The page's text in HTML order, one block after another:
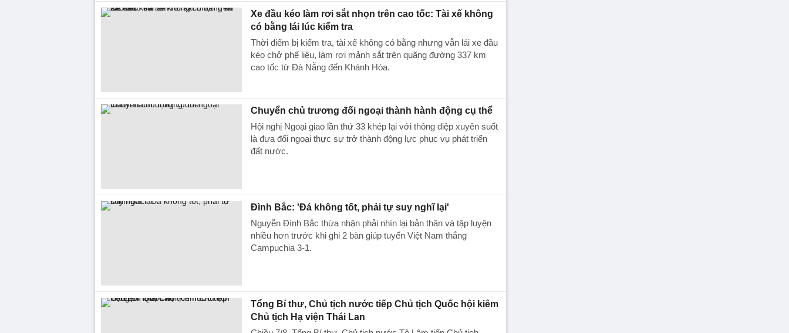
Xe đầu kéo làm rơi sắt nhọn trên cao tốc: Tài xế không
có bằng lái lúc kiểm tra
Thời điểm bị kiểm tra, tài xế không có bằng nhưng vẫn lái xe đầu
kéo chở phế liệu, làm rơi mảnh sắt trên quãng đường 337 km
cao tốc từ Đà Nẵng đến Khánh Hòa.
Chuyển chủ trương đối ngoại thành hành động cụ thể
Hội nghị Ngoại giao lần thứ 33 khép lại với thông điệp xuyên suốt
là đưa đối ngoại thực sự trở thành động lực phục vụ phát triển
đất nước.
Đình Bắc: 'Đá không tốt, phải tự suy nghĩ lại'
Nguyễn Đình Bắc thừa nhận phải nhìn lại bản thân và tập luyện
nhiều hơn trước khi ghi 2 bàn giúp tuyển Việt Nam thắng
Campuchia 3-1.
Tổng Bí thư, Chủ tịch nước tiếp Chủ tịch Quốc hội kiêm
Chủ tịch Hạ viện Thái Lan